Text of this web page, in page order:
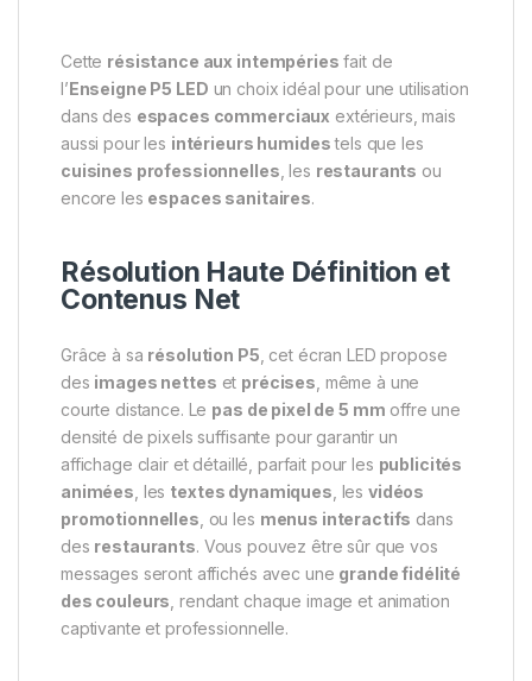
Cette résistance aux intempéries fait de
l’Enseigne P5 LED un choix idéal pour une utilisation
dans des espaces commerciaux extérieurs, mais
aussi pour les intérieurs humidestels que les
cuisines professionnelles , les restaurants ou
encore les espaces sanitaires.
Résolution Haute Définition et
Contenus Net
Grâce à sa résolution P5 , cet écran LED propose
des images nettes et précises , même à une
courte distance. Le pas de pixel de 5 mm offre une
densité de pixels suffisante pour garantir un
affichage clair et détaillé, parfait pour les publicités
animées , les textes dynamiques , les vidéos
promotionnelles , ou les menus interactifs dans
des restaurants. Vous pouvez être sûr que vos
messages seront affichés avec une grande fidélité
des couleurs , rendant chaque image et animation
captivante et professionnelle.